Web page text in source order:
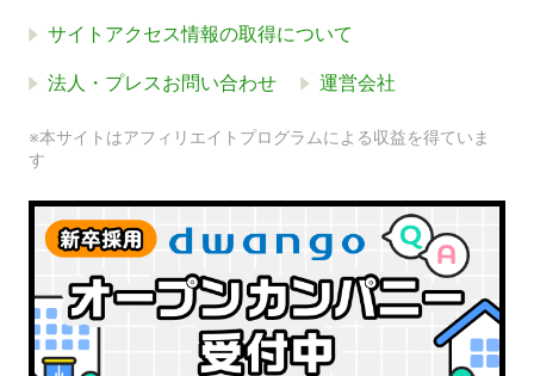
サイトアクセス情報の取得について
法人・プレスお問い合わせ 運営会社
※本サイトはアフィリエイトプログラムによる収益を得ていま
す